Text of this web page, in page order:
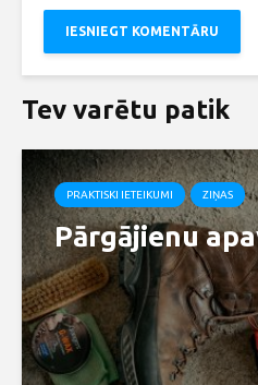
Tev varētu patik
PRAKTISKI IETEIKUMI ZIŅAS
Pārgājienu